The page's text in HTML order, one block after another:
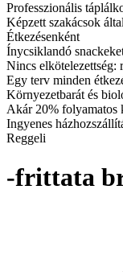
Professzionális
Képzett szakácsok
Étkezésenként
Ínycsiklandó
Nincs elkötelezettség:
Egy terv minden
Környezetbarát és
Akár 20% folyamatos
Ingyenes
Reggeli
-frittata